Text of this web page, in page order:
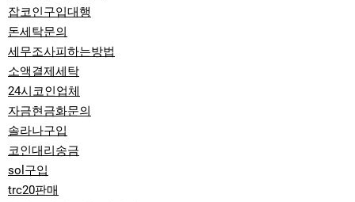
잡코인구입대행
돈세탁문의
세무조사피하는방법
소액결제세탁
24시코인업체
자금현금화문의
솔라나구입
코인대리송금
sol구입
trc20판매